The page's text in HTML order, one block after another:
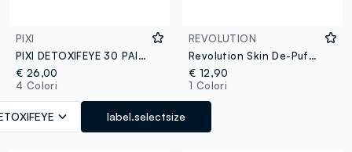
PIXI
PIXI DETOXIFEYE 30 PAIRS / 60 PATCHES + SPATULA
€ 26,00
4 Colori
label.selectsize
REVOLUTION
Revolution Skin De-Puff Pillow Patch contorno occhi in idrogel con acido ialuronico
€ 12,90
1 Colori